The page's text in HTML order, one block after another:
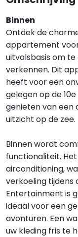
Binnen
Ontdek de
appartement
uitvalsbasis om
verkennen. Dit
heeft voor een
gelegen op de
genieten van een
uitzicht op de zee.
Binnen wordt
functionaliteit.
airconditioning,
verkoeling tijdens
Entertainment is
ideaal voor een
avonturen. Een
uw kleding fris te